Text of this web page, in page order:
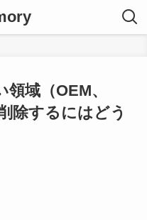
域（OEM、
除するにはどう